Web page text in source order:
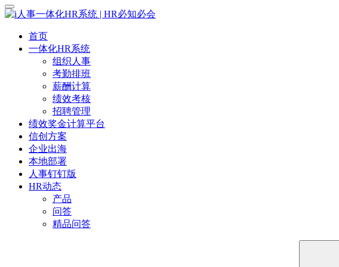
首页
一体化HR系统
组织人事
考勤排班
薪酬计算
绩效考核
招聘管理
绩效奖金计算平台
信创方案
企业出海
本地部署
人事钉钉版
HR动态
产品
问答
精品问答